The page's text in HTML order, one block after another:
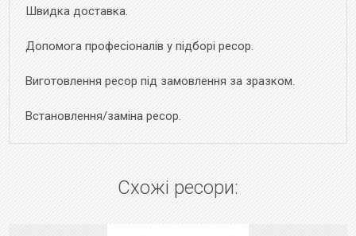
Швидка доставка.
Допомога професіоналів у підборі ресор.
Виготовлення ресор під замовлення за зразком.
Встановлення/заміна ресор.
Схожі ресори: